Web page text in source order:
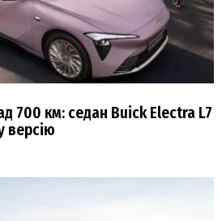
700 км: седан Buick Electra L7
версію